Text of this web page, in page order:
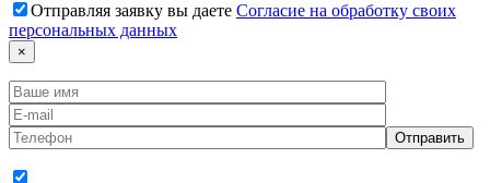
Отправляя заявку вы даете Согласие на обработку своих
персональных данных
×